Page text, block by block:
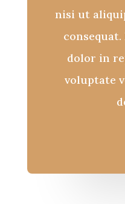
nisi ut
dolor in
voluptate